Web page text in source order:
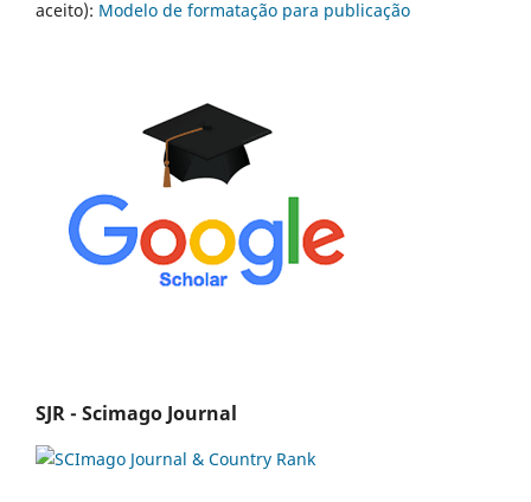
aceito): Modelo de formatação para publicação
SJR - Scimago Journal